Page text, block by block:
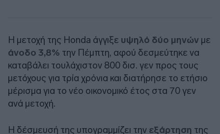
Η μετοχή της Honda άγγιξε υψηλό δύο μηνών με
άνοδο 3,8% την Πέμπτη, αφού δεσμεύτηκε να
καταβάλει τουλάχιστον 800 δισ. γεν προς τους
μετόχους για τρία χρόνια και διατήρησε το ετήσιο
μέρισμα για το νέο οικονομικό έτος στα 70 γεν
ανά μετοχή.
Η δέσμευσή της υπογραμμίζει την εξάρτηση της